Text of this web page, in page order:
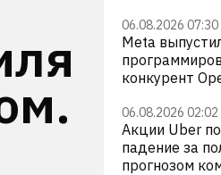
06.08.2026 07:30
Meta
конкурент
06.08.2026 02:02
Акции Uber
падение за
прогнозом